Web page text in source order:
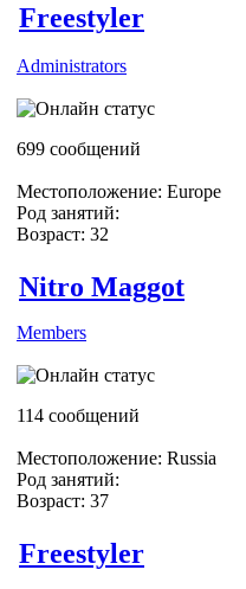
Freestyler
Administrators
699 сообщений
Местоположение: Europe
Род занятий:
Возраст: 32
Nitro Maggot
Members
114 сообщений
Местоположение: Russia
Род занятий:
Возраст: 37
Freestyler